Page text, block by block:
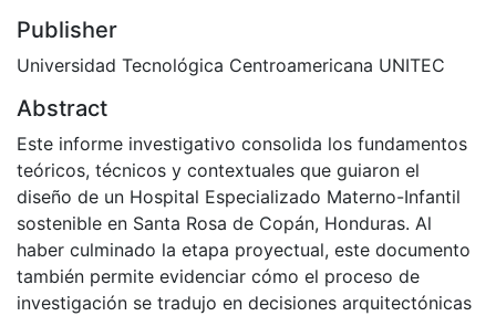
Publisher
Universidad Tecnológica Centroamericana UNITEC
Abstract
Este informe investigativo consolida los fundamentos
teóricos, técnicos y contextuales que guiaron el
diseño de un Hospital Especializado Materno-Infantil
sostenible en Santa Rosa de Copán, Honduras. Al
haber culminado la etapa proyectual, este documento
también permite evidenciar cómo el proceso de
investigación se tradujo en decisiones arquitectónicas